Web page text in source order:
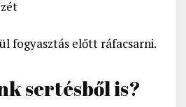
fogyasztás előtt ráfacsarni.
sertésből is?